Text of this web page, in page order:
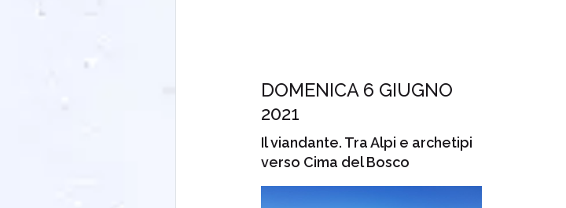
DOMENICA 6 GIUGNO
2021
Il viandante. Tra Alpi e archetipi
verso Cima del Bosco